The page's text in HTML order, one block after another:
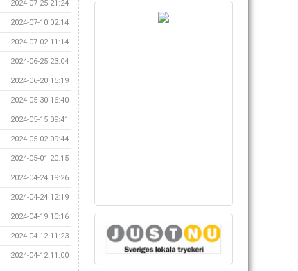
2024-07-25 21:24
2024-07-10 02:14
2024-07-02 11:14
2024-06-25 23:04
2024-06-20 15:19
2024-05-30 16:40
2024-05-15 09:41
2024-05-02 09:44
2024-05-01 20:15
2024-04-24 19:26
2024-04-24 12:19
2024-04-19 10:16
2024-04-12 11:23
2024-04-12 11:00